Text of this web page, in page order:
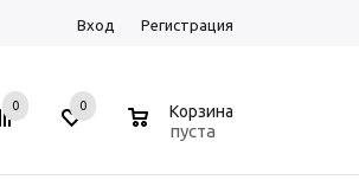
Вход Регистрация
0 0 Корзина
пуста